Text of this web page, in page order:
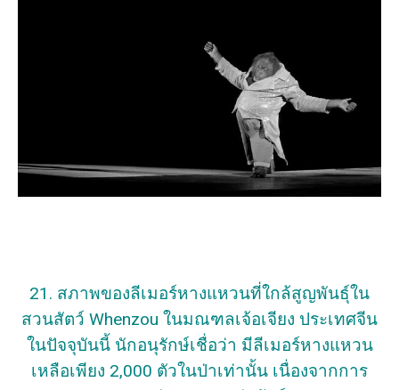
21. สภาพของลีเมอร์หางแหวนที่ใกล้สูญพันธุ์ใน
สวนสัตว์ Whenzou ในมณฑลเจ้อเจียง ประเทศจีน
ในปัจจุบันนี้ นักอนุรักษ์เชื่อว่า มีลีเมอร์หางแหวน
เหลือเพียง 2,000 ตัวในป่าเท่านั้น เนื่องจากการ